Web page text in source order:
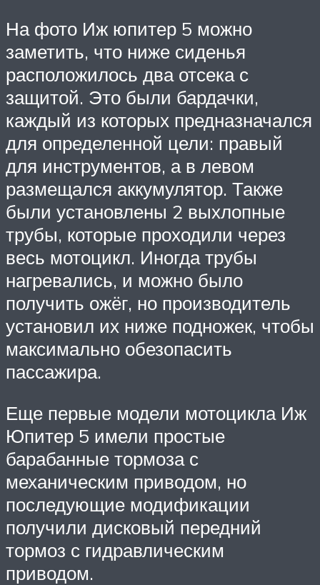
На фото Иж юпитер 5 можно
заметить, что ниже сиденья
расположилось два отсека с
защитой. Это были бардачки,
каждый из которых предназначался
для определенной цели: правый
для инструментов, а в левом
размещался аккумулятор. Также
были установлены 2 выхлопные
трубы, которые проходили через
весь мотоцикл. Иногда трубы
нагревались, и можно было
получить ожёг, но производитель
установил их ниже подножек, чтобы
максимально обезопасить
пассажира.
Еще первые модели мотоцикла Иж
Юпитер 5 имели простые
барабанные тормоза с
механическим приводом, но
последующие модификации
получили дисковый передний
тормоз с гидравлическим
приводом.